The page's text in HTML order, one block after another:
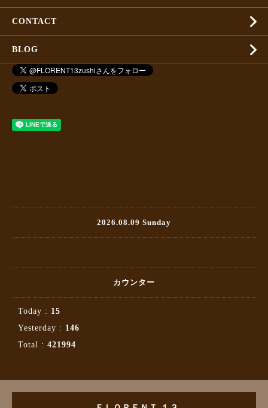
CONTACT
BLOG
2026.08.09 Sunday
カウンター
Today : 15
Yesterday : 146
Total : 421994